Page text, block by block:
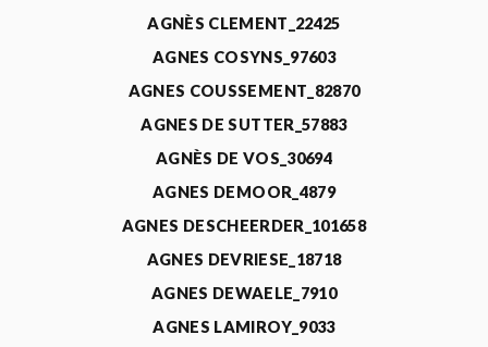
AGNÈS CLEMENT_22425
AGNES COSYNS_97603
AGNES COUSSEMENT_82870
AGNES DE SUTTER_57883
AGNÈS DE VOS_30694
AGNES DEMOOR_4879
AGNES DESCHEERDER_101658
AGNES DEVRIESE_18718
AGNES DEWAELE_7910
AGNES LAMIROY_9033